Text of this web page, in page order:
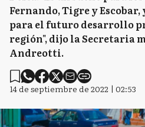
Fernando, Tigre y
para el futuro desarrollo
región", dijo la Secretaria
Andreotti.
14 de septiembre de 2022 | 02:53